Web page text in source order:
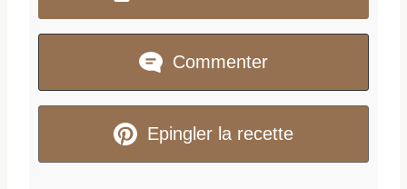
Commenter
Epingler la recette